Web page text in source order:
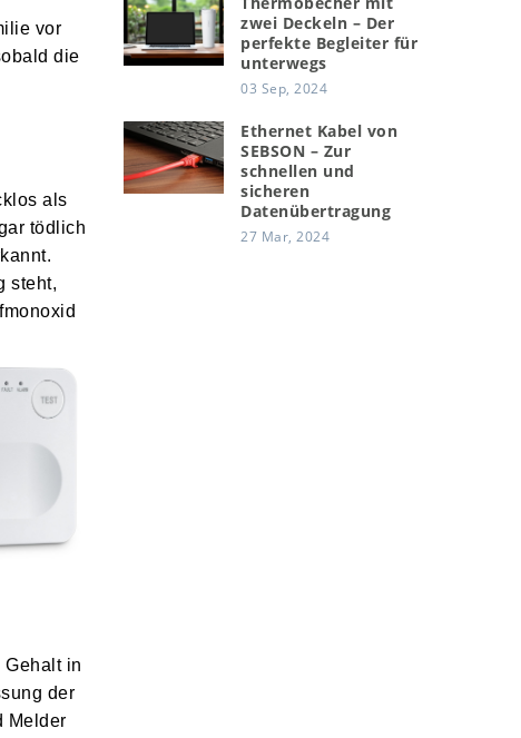
vor
die
als
tödlich
steht,
in
der
Melder
zwei Deckeln – Der
perfekte Begleiter für
unterwegs
03 Sep, 2024
Ethernet Kabel von
SEBSON – Zur
schnellen und
sicheren
Datenübertragung
27 Mar, 2024